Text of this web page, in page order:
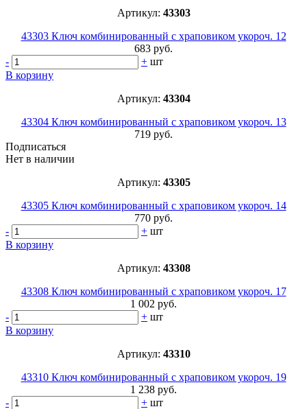
Артикул: 43303
43303 Ключ комбинированный с храповиком укороч. 12
683 руб.
-
+ шт
В корзину
Артикул: 43304
43304 Ключ комбинированный с храповиком укороч. 13
719 руб.
Подписаться
Нет в наличии
Артикул: 43305
43305 Ключ комбинированный с храповиком укороч. 14
770 руб.
-
+ шт
В корзину
Артикул: 43308
43308 Ключ комбинированный с храповиком укороч. 17
1 002 руб.
-
+ шт
В корзину
Артикул: 43310
43310 Ключ комбинированный с храповиком укороч. 19
1 238 руб.
-
+ шт